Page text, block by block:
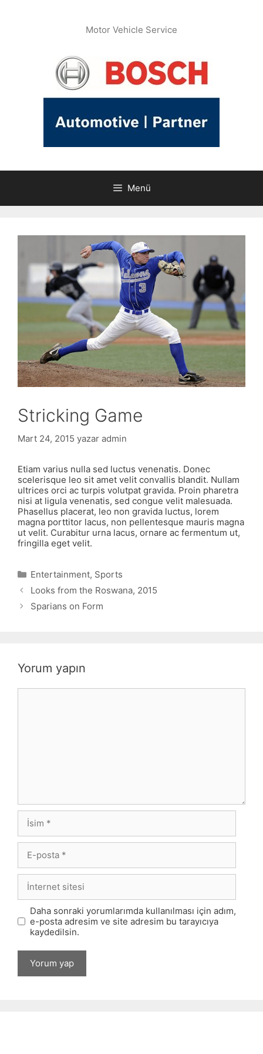
Motor Vehicle Service
Menü
Stricking Game
Mart 24, 2015 yazar admin
Etiam varius nulla sed luctus venenatis. Donec
scelerisque leo sit amet velit convallis blandit. Nullam
ultrices orci ac turpis volutpat gravida. Proin pharetra
nisi at ligula venenatis, sed congue velit malesuada.
Phasellus placerat, leo non gravida luctus, lorem
magna porttitor lacus, non pellentesque mauris magna
ut velit. Curabitur urna lacus, ornare ac fermentum ut,
fringilla eget velit.
Kategoriler
Entertainment, Sports
Looks from the Roswana, 2015
Sparians on Form
Yorum yapın
Yorum
İsim
E-
posta
İnternet
sitesi
Daha sonraki yorumlarımda kullanılması için adım,
e-posta adresim ve site adresim bu tarayıcıya
kaydedilsin.